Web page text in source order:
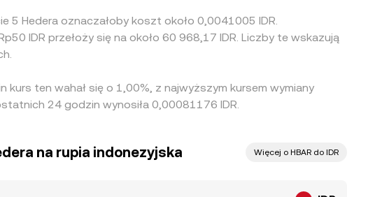
5 Hedera oznaczałoby koszt około 0,0041005 IDR.
IDR przełoży się na około 60 968,17 IDR. Liczby te wskazują
ten wahał się o 1,00%, z najwyższym kursem wymiany
24 godzin wynosiła 0,00081176 IDR.
na rupia indonezyjska Więcej o HBAR do IDR